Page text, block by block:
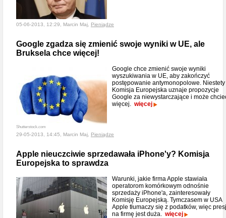
05-06-2013, 12:29, Marcin Maj, Pieniądze
Google zgadza się zmienić swoje wyniki w UE, ale
Bruksela chce więcej!
Shutterstock.com
Google chce zmienić swoje wyniki
wyszukiwania w UE, aby zakończyć
postępowanie antymonopolowe. Niestety
Komisja Europejska uznaje propozycje
Google za niewystarczające i może
więcej. więcej
29-05-2013, 14:45, Marcin Maj, Pieniądze
Apple nieuczciwie sprzedawała iPhone'y? Komisja
Europejska to sprawdza
Warunki, jakie firma Apple stawiała
operatorom komórkowym odnośnie
sprzedaży iPhone'a, zainteresowały
Komisję Europejską. Tymczasem w USA
Apple tłumaczy się z podatków, więc
na firmę jest duża. więcej